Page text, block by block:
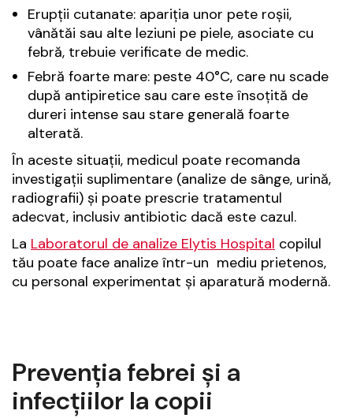
Erupții cutanate: apariția unor pete roșii,
vânătăi sau alte leziuni pe piele, asociate cu
febră, trebuie verificate de medic.
Febră foarte mare: peste 40°C, care nu scade
după antipiretice sau care este însoțită de
dureri intense sau stare generală foarte
alterată.
În aceste situații, medicul poate recomanda
investigații suplimentare (analize de sânge, urină,
radiografii) și poate prescrie tratamentul
adecvat, inclusiv antibiotic dacă este cazul.
La Laboratorul de analize Elytis Hospital copilul
tău poate face analize într-un mediu prietenos,
cu personal experimentat și aparatură modernă.
Prevenția febrei și a
infecțiilor la copii